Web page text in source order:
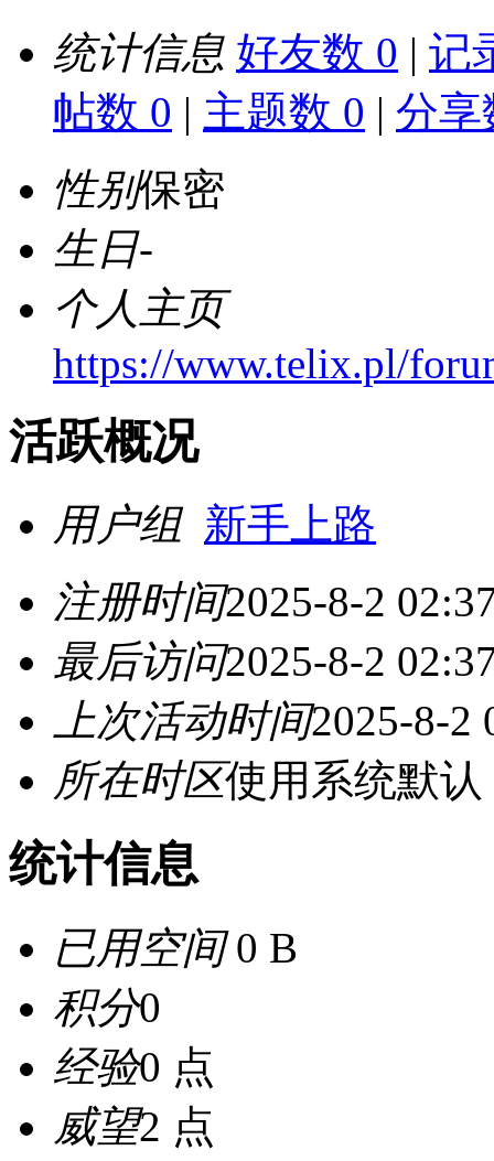
统计信息 好友数 0 | 记
帖数 0 | 主题数 0 | 分享
性别保密
生日-
个人主页
https://www.telix.pl/
活跃概况
用户组 新手上路
注册时间2025-8-2
最后访问2025-8-2
上次活动时间2025-8-2
所在时区使用系统默认
统计信息
已用空间0 B
积分0
经验0 点
威望2 点